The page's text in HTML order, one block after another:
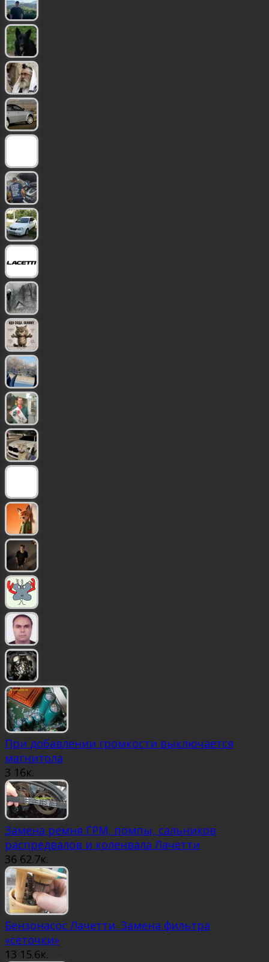
При добавлении громкости выключается
магнитола
3 16к.
Замена ремня ГРМ, помпы, сальников
распредвалов и коленвала Лачетти
36 62.7к.
Бензонасос Лачетти. Замена фильтра
«сеточки»
13 15.6к.